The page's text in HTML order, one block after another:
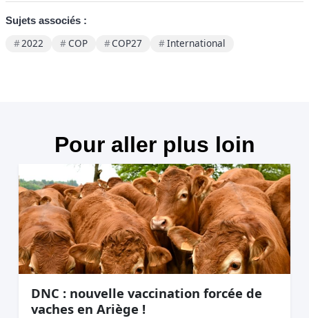
Sujets associés :
2022 COP COP27 International
Pour aller plus loin
DNC : nouvelle vaccination forcée de
vaches en Ariège !